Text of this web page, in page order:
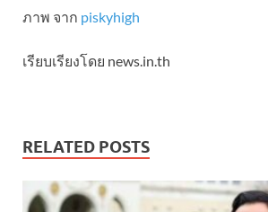
ภาพ จาก piskyhigh
เรียบเรียงโดย news.in.th
RELATED POSTS